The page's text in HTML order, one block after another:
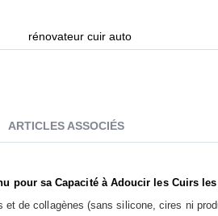
rénovateur cuir auto
pour sa Capacité à Adoucir les Cuirs
et de collagènes (sans silicone, cires ni
ARTICLES ASSOCIÉS